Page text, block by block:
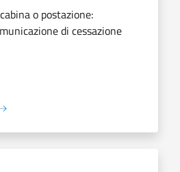
o postazione:
di cessazione